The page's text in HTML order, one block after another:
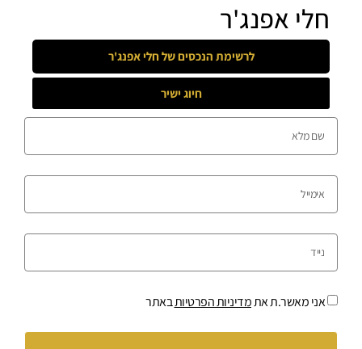
חלי אפנג'ר
לרשימת הנכסים שלחלי אפנג'ר
חיוג ישיר
אני מאשר.ת אתמדיניות הפרטיותבאתר